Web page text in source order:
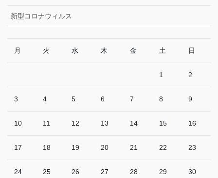
新型コロナウィルス
月 火 水 木 金 土 日
1 2
3 4 5 6 7 8 9
10 11 12 13 14 15 16
17 18 19 20 21 22 23
24 25 26 27 28 29 30